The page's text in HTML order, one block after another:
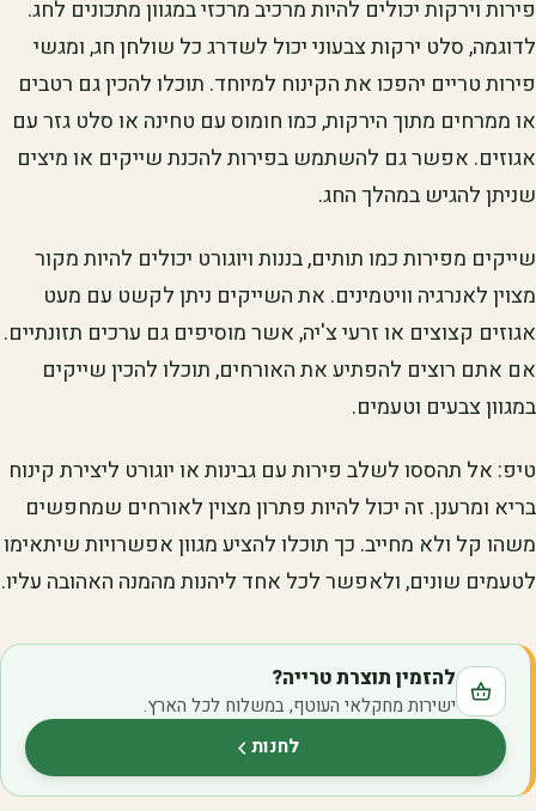
פירות וירקות יכולים להיות מרכיב מרכזי במגוון מתכונים לחג.
לדוגמה, סלט ירקות צבעוני יכול לשדרג כל שולחן חג, ומגשי
פירות טריים יהפכו את הקינוח למיוחד. תוכלו להכין גם רטבים
או ממרחים מתוך הירקות, כמו חומוס עם טחינה או סלט גזר עם
אגוזים. אפשר גם להשתמש בפירות להכנת שייקים או מיצים
שניתן להגיש במהלך החג.
שייקים מפירות כמו תותים, בננות ויוגורט יכולים להיות מקור
מצוין לאנרגיה וויטמינים. את השייקים ניתן לקשט עם מעט
אגוזים קצוצים או זרעי צ'יה, אשר מוסיפים גם ערכים תזונתיים.
אם אתם רוצים להפתיע את האורחים, תוכלו להכין שייקים
במגוון צבעים וטעמים.
טיפ: אל תהססו לשלב פירות עם גבינות או יוגורט ליצירת קינוח
בריא ומרענן. זה יכול להיות פתרון מצוין לאורחים שמחפשים
משהו קל ולא מחייב. כך תוכלו להציע מגוון אפשרויות שיתאימו
לטעמים שונים, ולאפשר לכל אחד ליהנות מהמנה האהובה עליו.
להזמין תוצרת טרייה?
ישירות מחקלאי העוטף, במשלוח לכל הארץ.
לחנות(נפתח בלשונית חדשה)